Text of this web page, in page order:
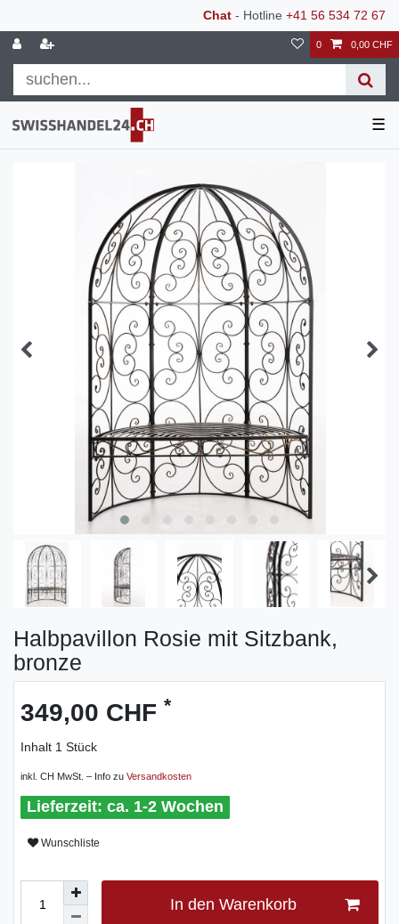
Chat - Hotline +41 56 534 72 67
0 0,00 CHF
☰
Halbpavillon Rosie mit Sitzbank,
bronze
349,00 CHF *
Inhalt 1 Stück
inkl. CH MwSt. – Info zu Versandkosten
ca. 1-2 Wochen
Wunschliste
In den Warenkorb